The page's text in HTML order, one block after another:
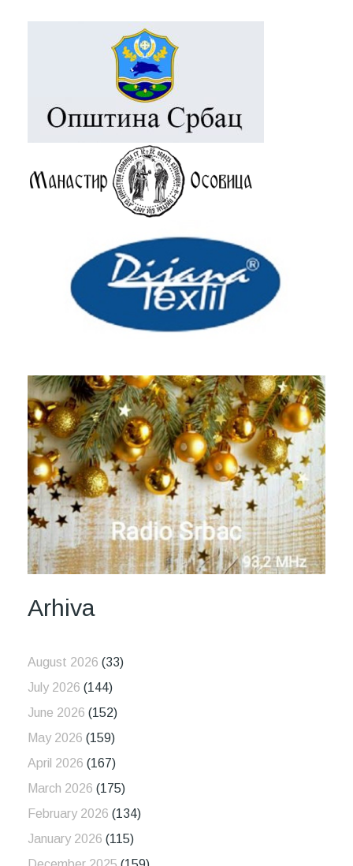
Arhiva
August 2026 (33)
July 2026 (144)
June 2026 (152)
May 2026 (159)
April 2026 (167)
March 2026 (175)
February 2026 (134)
January 2026 (115)